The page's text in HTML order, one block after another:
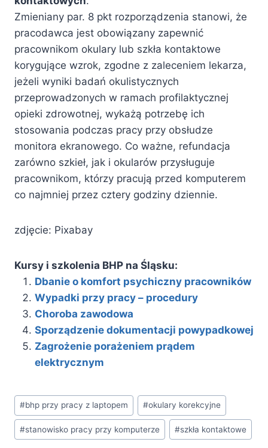
Zmieniany par. 8 pkt rozporządzenia stanowi, że
pracodawca jest obowiązany zapewnić
pracownikom okulary lub szkła kontaktowe
korygujące wzrok, zgodne z zaleceniem lekarza,
jeżeli wyniki badań okulistycznych
przeprowadzonych w ramach profilaktycznej
opieki zdrowotnej, wykażą potrzebę ich
stosowania podczas pracy przy obsłudze
monitora ekranowego. Co ważne, refundacja
zarówno szkieł, jak i okularów przysługuje
pracownikom, którzy pracują przed komputerem
co najmniej przez cztery godziny dziennie.
zdjęcie: Pixabay
Kursy i szkolenia BHP na Śląsku:
Dbanie o komfort psychiczny pracowników
Wypadki przy pracy – procedury
Choroba zawodowa
Sporządzenie dokumentacji powypadkowej
Zagrożenie porażeniem prądem
elektrycznym
Tagi
wpisu:
#bhp przy pracy z laptopem #okulary korekcyjne
#stanowisko pracy przy komputerze #szkła kontaktowe